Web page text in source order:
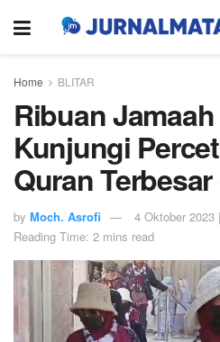
Home BLITAR
Ribuan
Kunjungi
Quran
by Moch. Asrofi
4 Oktober 2023
Reading Time: 2 mins read